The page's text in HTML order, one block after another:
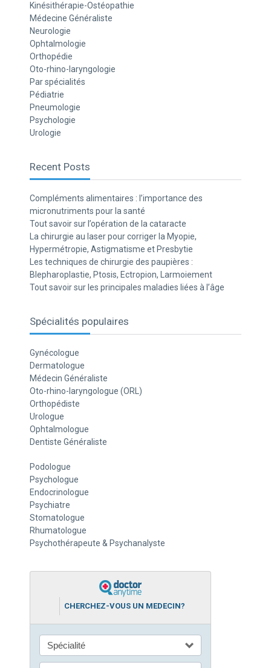
Kinésithérapie-Ostéopathie
Médecine Généraliste
Neurologie
Ophtalmologie
Orthopédie
Oto-rhino-laryngologie
Par spécialités
Pédiatrie
Pneumologie
Psychologie
Urologie
Recent Posts
Compléments alimentaires : l’importance des
micronutriments pour la santé
Tout savoir sur l’opération de la cataracte
La chirurgie au laser pour corriger la Myopie,
Hypermétropie, Astigmatisme et Presbytie
Les techniques de chirurgie des paupières :
Blepharoplastie, Ptosis, Ectropion, Larmoiement
Tout savoir sur les principales maladies liées à l’âge
Spécialités populaires
Gynécologue
Dermatologue
Médecin Généraliste
Oto-rhino-laryngologue (ORL)
Orthopédiste
Urologue
Ophtalmologue
Dentiste Généraliste
Podologue
Psychologue
Endocrinologue
Psychiatre
Stomatologue
Rhumatologue
Psychothérapeute & Psychanalyste
CHERCHEZ-VOUS UN MEDECIN?